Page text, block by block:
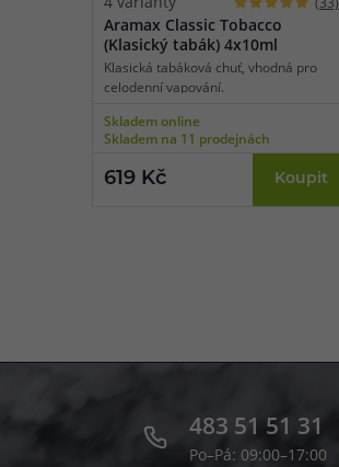
Aramax Classic Tobacco
(Klasický tabák) 4x10ml
Klasická tabáková chuť, vhodná pro
celodenní vapování.
Skladem online
Skladem na 11 prodejnách
619 Kč Koupit
483 51 51 31
Po–Pá: 09:00–17:00